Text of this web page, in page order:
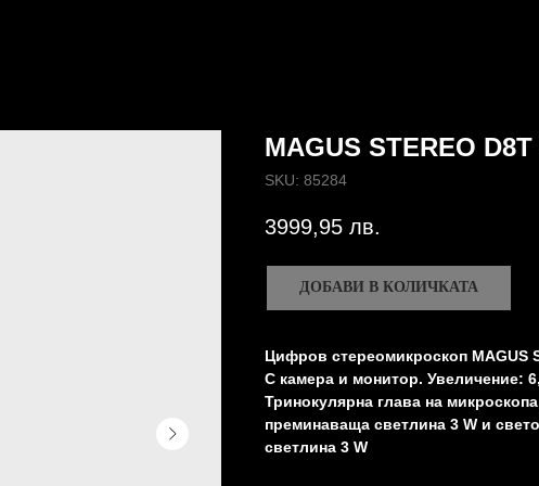
MAGUS STEREO
SKU: 85284
3999,95 лв.
ДОБАВИ В КОЛИЧКАТА
Цифров стереомикроскоп MAGUS
С камера и монитор. Увеличение:
Тринокулярна глава на
преминаваща светлина 3 W и
светлина 3 W